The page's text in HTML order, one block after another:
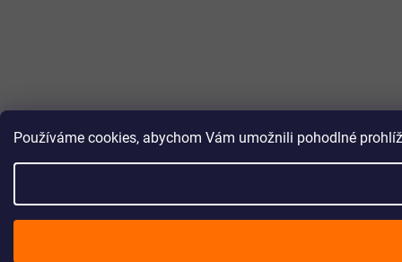
Používáme cookies, abychom Vám umožnili pohodlné